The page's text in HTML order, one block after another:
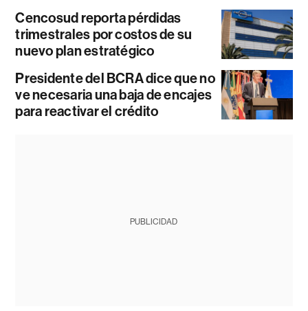
Cencosud reporta pérdidas
trimestrales por costos de su
nuevo plan estratégico
Presidente del BCRA dice que no
ve necesaria una baja de encajes
para reactivar el crédito
PUBLICIDAD